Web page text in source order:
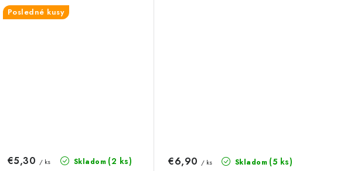
Posledné kusy
Skladom (2 ks)
€5,30 / ks Skladom (5 ks)
€6,90 / ks